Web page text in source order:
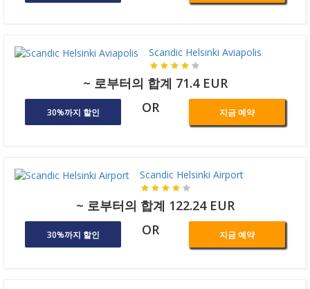
Scandic Helsinki Aviapolis
~ 로부터의 합계 71.4 EUR
30%까지 할인 OR 지금 예약
Scandic Helsinki Airport
~ 로부터의 합계 122.24 EUR
30%까지 할인 OR 지금 예약